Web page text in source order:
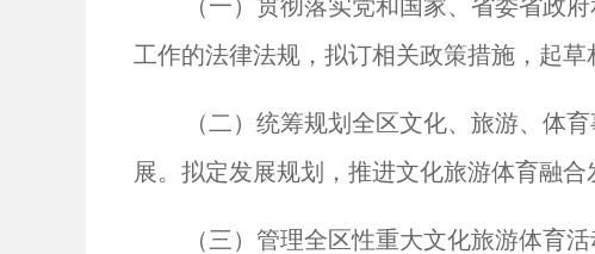
（一）贯彻落实党和国家、省委省政
工作的法律法规，拟订相关政策措施，起草
（二）统筹规划全区文化、旅游、体
展。拟定发展规划，推进文化旅游体育融合
（三）管理全区性重大文化旅游体育